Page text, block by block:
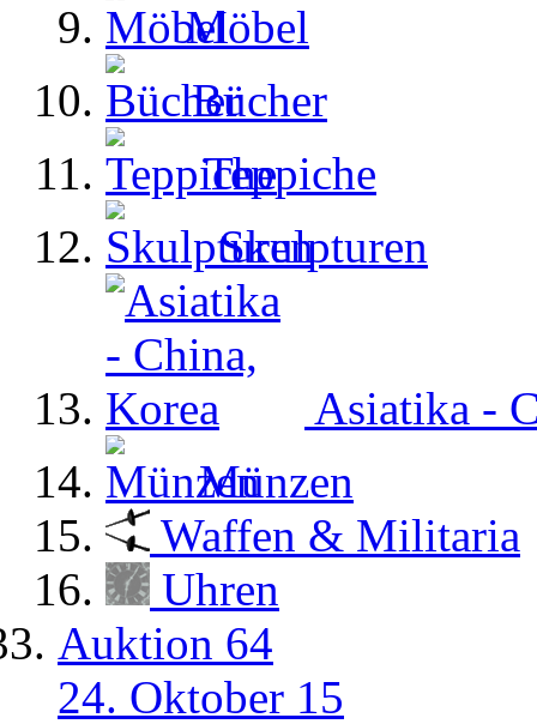
Möbel
Bücher
Teppiche
Skulpturen
Asiatika -
Münzen
Waffen & Militaria
Uhren
Auktion 64
24. Oktober 15